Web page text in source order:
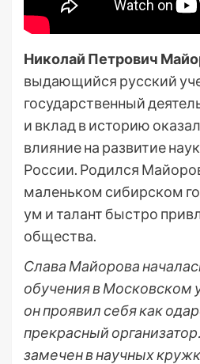
Николай Петрович
выдающийся русский
государственный
и вклад в историю
влияние на развитие
России. Родился
маленьком сибирском
ум и талант быстро
общества.
Слава Майорова
обучения в Московском
он проявил себя как
прекрасный
замечен в научных